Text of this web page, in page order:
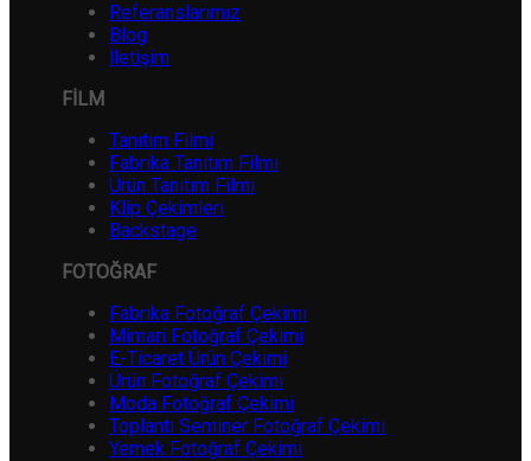
Referanslarımız
Blog
İletişim
FİLM
Tanıtım Filmi
Fabrika Tanıtım Filmi
Ürün Tanıtım Filmi
Klip Çekimleri
Backstage
FOTOĞRAF
Fabrika Fotoğraf Çekimi
Mimari Fotoğraf Çekimi
E-Ticaret Ürün Çekimi
Ürün Fotoğraf Çekimi
Moda Fotoğraf Çekimi
Toplantı Seminer Fotoğraf Çekimi
Yemek Fotoğraf Çekimi